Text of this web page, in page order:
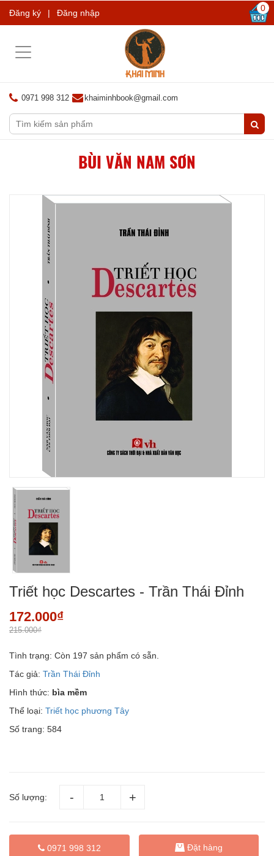
Đăng ký | Đăng nhập 0
Toggle
0971 998 312 khaiminhbook@gmail.com
BÙI VĂN NAM SƠN
Triết học Descartes - Trần Thái Đỉnh
172.000₫
215.000₫
Tình trạng: Còn 197 sản phẩm có sẵn.
Tác giả: Trần Thái Đỉnh
Hình thức: bìa mềm
Thể loại: Triết học phương Tây
Số trang: 584
Số lượng:
0971 998 312 Đặt hàng